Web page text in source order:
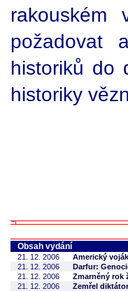
rakouském
požadovat
historiků do
historiky
Obsah vydání
21. 12. 2006
Americký
21. 12. 2006
Darfur:
21. 12. 2006
Zmarněný rok
21. 12. 2006
Zemřel